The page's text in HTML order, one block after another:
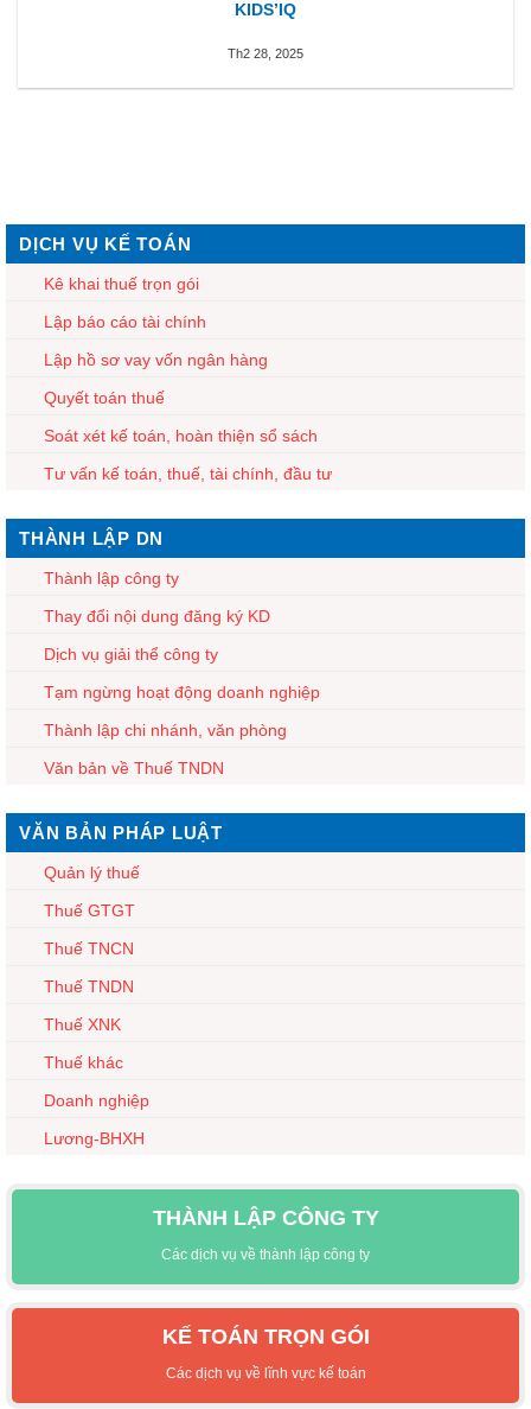
KIDS’IQ
Th2 28, 2025
DỊCH VỤ KẾ TOÁN
Kê khai thuế trọn gói
Lập báo cáo tài chính
Lập hồ sơ vay vốn ngân hàng
Quyết toán thuế
Soát xét kế toán, hoàn thiện sổ sách
Tư vấn kế toán, thuế, tài chính, đầu tư
THÀNH LẬP DN
Thành lập công ty
Thay đổi nội dung đăng ký KD
Dịch vụ giải thể công ty
Tạm ngừng hoạt động doanh nghiệp
Thành lập chi nhánh, văn phòng
Văn bản về Thuế TNDN
VĂN BẢN PHÁP LUẬT
Quản lý thuế
Thuế GTGT
Thuế TNCN
Thuế TNDN
Thuế XNK
Thuế khác
Doanh nghiệp
Lương-BHXH
THÀNH LẬP CÔNG TY
Các dịch vụ về thành lập công ty
KẾ TOÁN TRỌN GÓI
Các dịch vụ về lĩnh vực kế toán